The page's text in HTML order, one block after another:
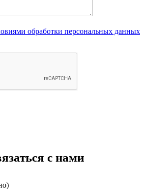
обработки персональных данных
с нами